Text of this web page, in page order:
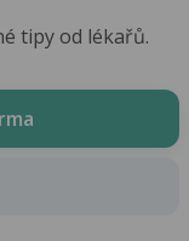
tipy od lékařů.